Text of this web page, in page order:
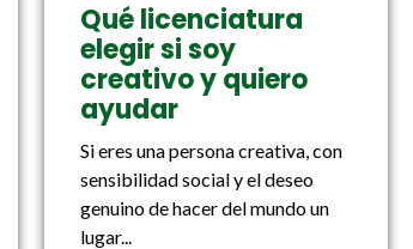
Qué licenciatura
elegir si soy
creativo y quiero
ayudar
Si eres una persona creativa, con
sensibilidad social y el deseo
genuino de hacer del mundo un
lugar...